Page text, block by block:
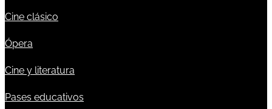
Cine clásico
Ópera
Cine y literatura
Pases educativos